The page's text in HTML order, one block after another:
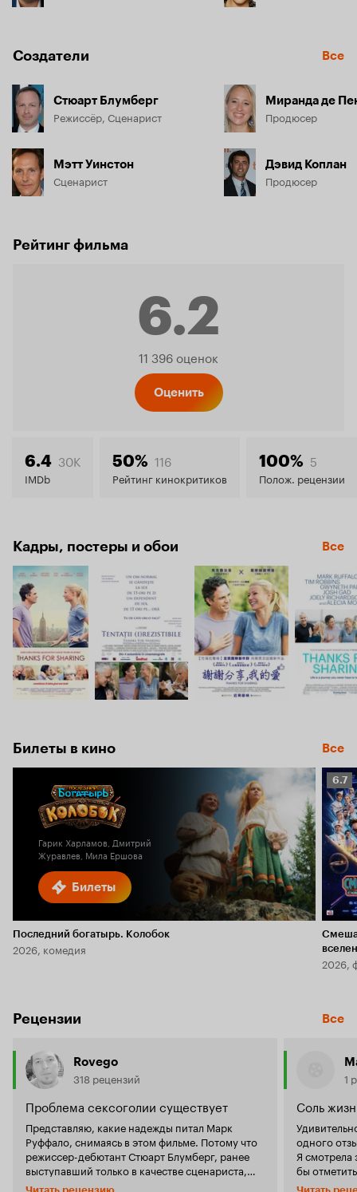
Создатели Все
Стюарт Блумберг
Режиссёр, Сценарист
Мэтт Уинстон
Сценарист
Миранда де
Продюсер
Дэвид Коплан
Продюсер
Рейтинг фильма
6.2
Рейтинг
6.2
11 396 оценок
Оценить
6.4 30K
IMDb
50% 116
Рейтинг кинокритиков
100% 5
Полож. рецензии
Кадры, постеры и обои Все
Билеты в кино Все
Билеты
Гарик Харламов, Дмитрий
Журавлев, Мила Ершова
Последний богатырь. Колобок
2026, комедия
6.7
6.7
2026,
Рецензии Все
Rovego
318 рецензий
Проблема сексоголии существует
Представляю, какие надежды питал Марк
Руффало, снимаясь в этом фильме. Потому что
режиссер-дебютант Стюарт Блумберг, ранее
выступавший только в качестве сценариста,
написал сценарий картины 'Детки в порядке',
1
Соль
одного
Я смотрела
бы